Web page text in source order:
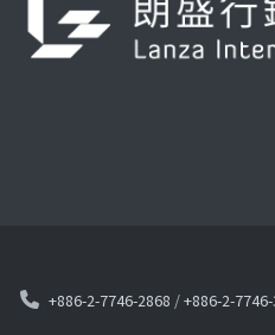
+886-2-7746-2868 /+886-2-